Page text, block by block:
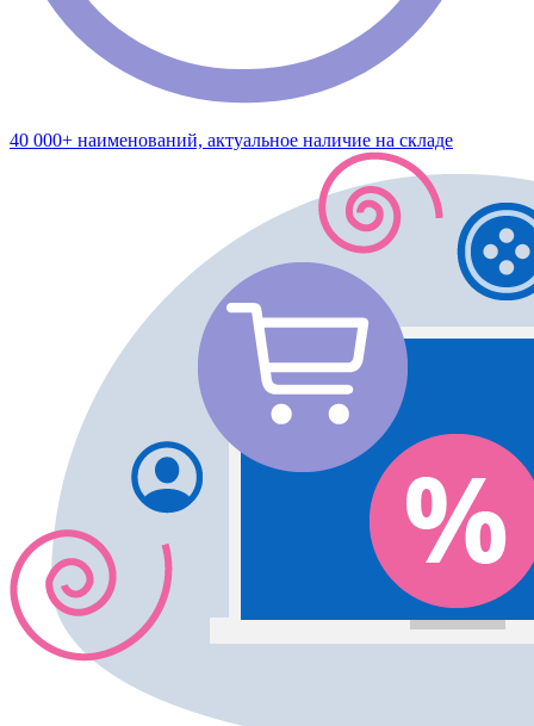
40 000+ наименований, актуальное наличие на складе